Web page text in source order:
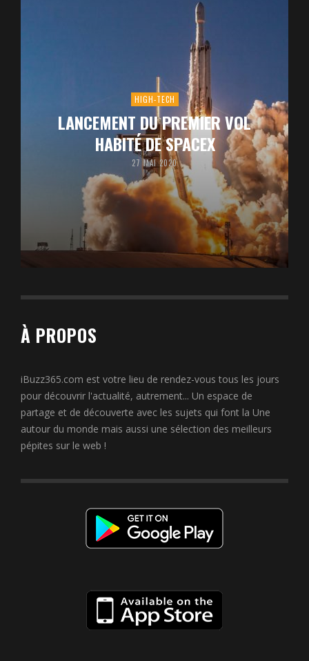
HIGH-TECH
LANCEMENT DU PREMIER VOL
HABITÉ DE SPACEX
27 MAI 2020
À PROPOS
iBuzz365.com est votre lieu de rendez-vous tous les jours
pour découvrir l'actualité, autrement... Un espace de
partage et de découverte avec les sujets qui font la Une
autour du monde mais aussi une sélection des meilleurs
pépites sur le web !